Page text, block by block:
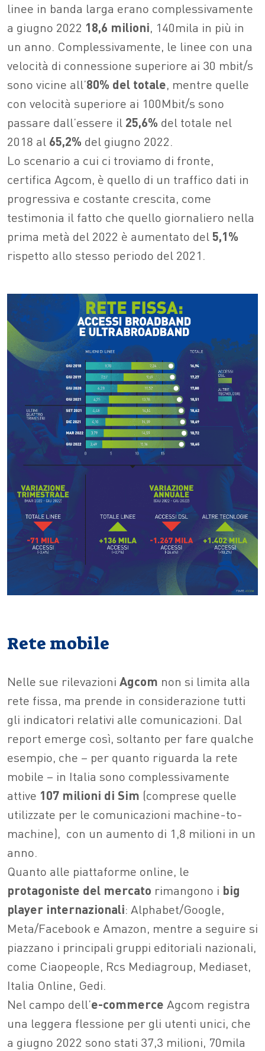
linee in banda larga erano complessivamente
a giugno 2022 18,6 milioni, 140mila in più in
un anno. Complessivamente, le linee con una
velocità di connessione superiore ai 30 mbit/s
sono vicine all’80% del totale, mentre quelle
con velocità superiore ai 100Mbit/s sono
passare dall’essere il 25,6% del totale nel
2018 al 65,2% del giugno 2022.
Lo scenario a cui ci troviamo di fronte,
certifica Agcom, è quello di un traffico dati in
progressiva e costante crescita, come
testimonia il fatto che quello giornaliero nella
prima metà del 2022 è aumentato del 5,1%
rispetto allo stesso periodo del 2021.
Rete mobile
Nelle sue rilevazioni Agcom non si limita alla
rete fissa, ma prende in considerazione tutti
gli indicatori relativi alle comunicazioni. Dal
report emerge così, soltanto per fare qualche
esempio, che – per quanto riguarda la rete
mobile – in Italia sono complessivamente
attive 107 milioni di Sim (comprese quelle
utilizzate per le comunicazioni machine-to-
machine), con un aumento di 1,8 milioni in un
anno.
Quanto alle piattaforme online, le
protagoniste del mercato rimangono i big
player internazionali: Alphabet/Google,
Meta/Facebook e Amazon, mentre a seguire si
piazzano i principali gruppi editoriali nazionali,
come Ciaopeople, Rcs Mediagroup, Mediaset,
Italia Online, Gedi.
Nel campo dell’e-commerce Agcom registra
una leggera flessione per gli utenti unici, che
a giugno 2022 sono stati 37,3 milioni, 70mila